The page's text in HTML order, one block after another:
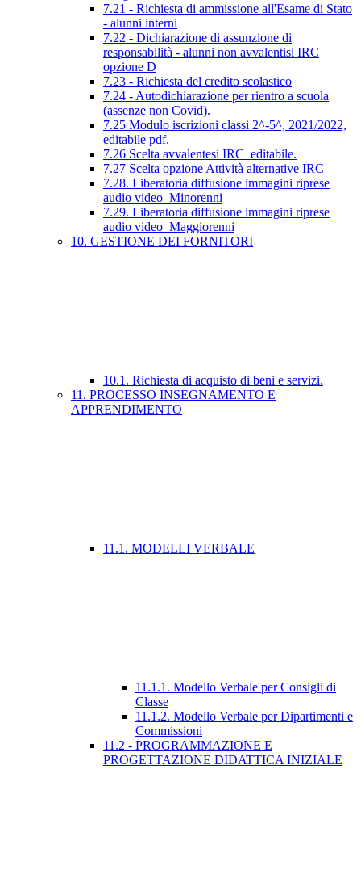
7.21 - Richiesta di ammissione all'Esame di Stato
- alunni interni
7.22 - Dichiarazione di assunzione di
responsabilità - alunni non avvalentisi IRC
opzione D
7.23 - Richiesta del credito scolastico
7.24 - Autodichiarazione per rientro a scuola
(assenze non Covid).
7.25 Modulo iscrizioni classi 2^-5^, 2021/2022,
editabile pdf.
7.26 Scelta avvalentesi IRC_editabile.
7.27 Scelta opzione Attività alternative IRC
7.28. Liberatoria diffusione immagini riprese
audio video_Minorenni
7.29. Liberatoria diffusione immagini riprese
audio video_Maggiorenni
10. GESTIONE DEI FORNITORI
10.1. Richiesta di acquisto di beni e servizi.
11. PROCESSO INSEGNAMENTO E
APPRENDIMENTO
11.1. MODELLI VERBALE
11.1.1. Modello Verbale per Consigli di
Classe
11.1.2. Modello Verbale per Dipartimenti e
Commissioni
11.2 - PROGRAMMAZIONE E
PROGETTAZIONE DIDATTICA INIZIALE